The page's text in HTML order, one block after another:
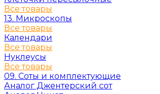
Все товары
13. Микроскопы
Все товары
Календари
Все товары
Нуклеусы
Все товары
09. Соты и комплектующие
Аналог Джентерский сот